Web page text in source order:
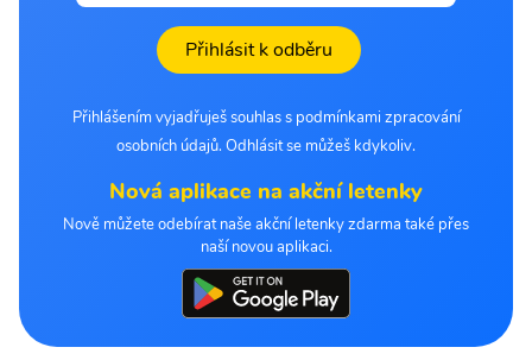
Přihlásit k odběru
Přihlášením vyjadřuješ souhlas s podmínkami zpracování
osobních údajů. Odhlásit se můžeš kdykoliv.
Nová aplikace na akční letenky
Nově můžete odebírat naše akční letenky zdarma také přes
naší novou aplikaci.